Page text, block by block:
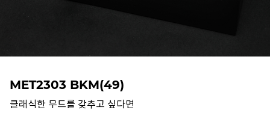
MET2303 BKM(49)
클래식한 무드를 갖추고 싶다면